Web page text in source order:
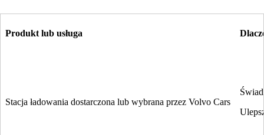
Produkt lub usługa
Stacja ładowania dostarczona lub wybrana przez Volvo Cars